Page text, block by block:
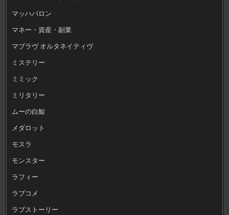
マッハバロン
マネー・資産・副業
マブラヴ オルタネイティヴ
ミステリー
ミミック
ミリタリー
ムーの白鯨
メダロット
モスラ
モンスター
ラフィー
ラブコメ
ラブストーリー